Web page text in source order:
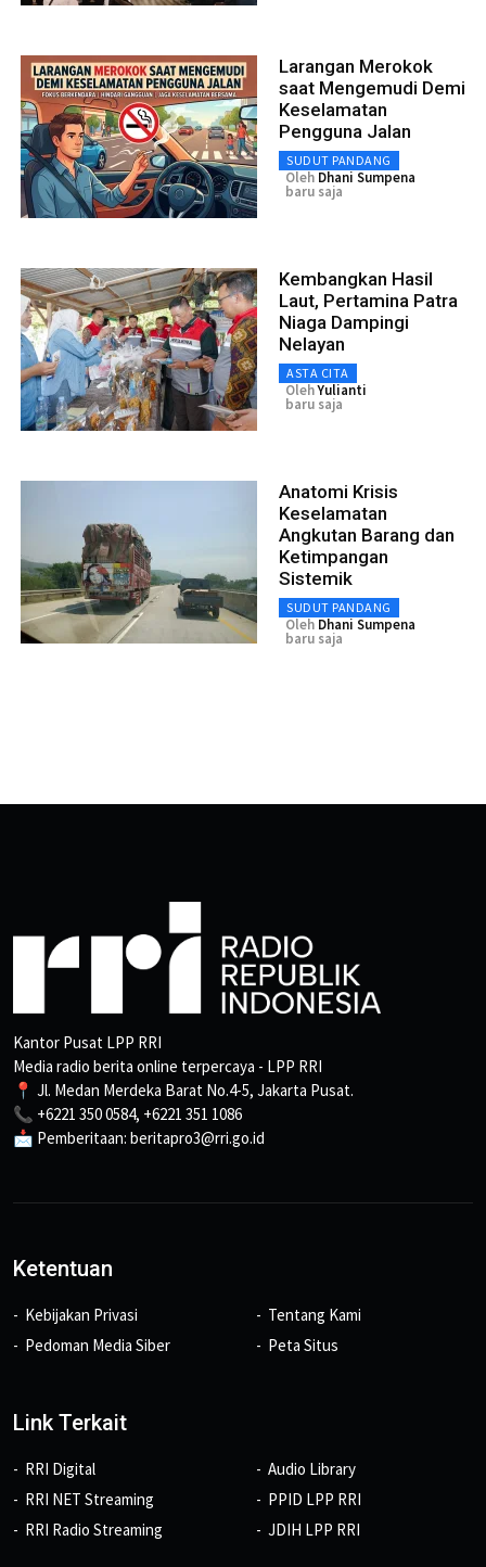
Larangan Merokok
saat Mengemudi Demi
Keselamatan
Pengguna Jalan
SUDUT PANDANG
Oleh Dhani Sumpena
baru saja
Kembangkan Hasil
Laut, Pertamina Patra
Niaga Dampingi
Nelayan
ASTA CITA
OlehYulianti
baru saja
Anatomi Krisis
Keselamatan
Angkutan Barang dan
Ketimpangan
Sistemik
SUDUT PANDANG
Oleh Dhani Sumpena
baru saja
Kantor Pusat LPP RRI
Media radio berita online terpercaya - LPP RRI
📍 Jl. Medan Merdeka Barat No.4-5, Jakarta Pusat.
📞 +6221 350 0584, +6221 351 1086
📩 Pemberitaan: beritapro3@rri.go.id
Ketentuan
Kebijakan Privasi
Pedoman Media Siber
Tentang Kami
Peta Situs
Link Terkait
RRI Digital
RRI NET Streaming
RRI Radio Streaming
Audio Library
PPID LPP RRI
JDIH LPP RRI